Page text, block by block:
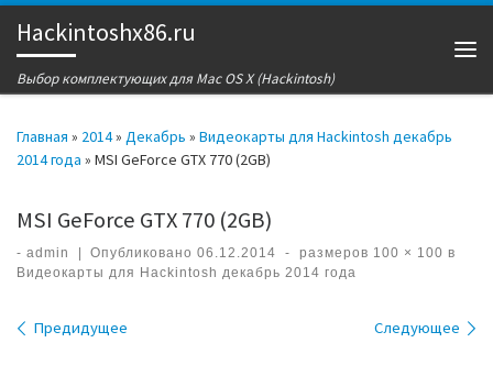
Перейти к содержимому
Hackintoshx86.ru
Выбор комплектующих для Mac OS X (Hackintosh)
Главная » 2014» Декабрь » Видеокарты для Hackintosh декабрь
2014 года » MSI GeForce GTX 770 (2GB)
MSI GeForce GTX 770 (2GB)
- admin Опубликовано06.12.2014 - размеров 100 × 100 в
Видеокарты для Hackintosh декабрь 2014 года
Навигация по изображениям
Предидущее Следующее